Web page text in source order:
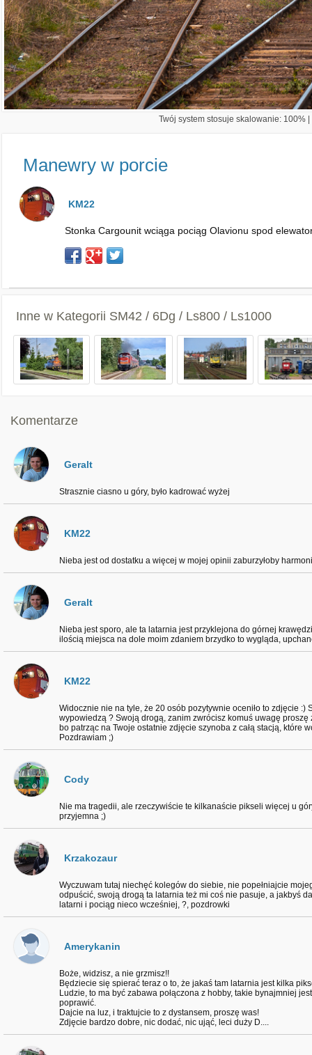
Twój system stosuje skalowanie: 100%
Manewry w porcie
KM22
Stonka Cargounit wciąga pociąg Olavionu spod
Inne w Kategorii SM42 / 6Dg / Ls800 / Ls1000
Komentarze
Geralt
Strasznie ciasno u góry, było kadrować wyżej
KM22
Nieba jest od dostatku a więcej w mojej opinii zaburzyłoby
Geralt
Nieba jest sporo, ale ta latarnia jest przyklejona do górnej
ilością miejsca na dole moim zdaniem brzydko to wygląda,
KM22
Widocznie nie na tyle, że 20 osób pozytywnie oceniło to zdjęcie
wypowiedzą ? Swoją drogą, zanim zwrócisz komuś uwagę
bo patrząc na Twoje ostatnie zdjęcie szynoba z całą stacją, które
Pozdrawiam ;)
Cody
Nie ma tragedii, ale rzeczywiście te kilkanaście pikseli więcej u
przyjemna ;)
Krzakozaur
Wyczuwam tutaj niechęć kolegów do siebie, nie popełniajcie
odpuścić, swoją drogą ta latarnia też mi coś nie pasuje, a jakbyś
latarni i pociąg nieco wcześniej, ?, pozdrowki
Amerykanin
Boże, widzisz, a nie grzmisz!!
Będziecie się spierać teraz o to, że jakaś tam latarnia jest kilka
Ludzie, to ma być zabawa połączona z hobby, takie bynajmniej
poprawić.
Dajcie na luz, i traktujcie to z dystansem, proszę was!
Zdjęcie bardzo dobre, nic dodać, nic ująć, leci duży D....